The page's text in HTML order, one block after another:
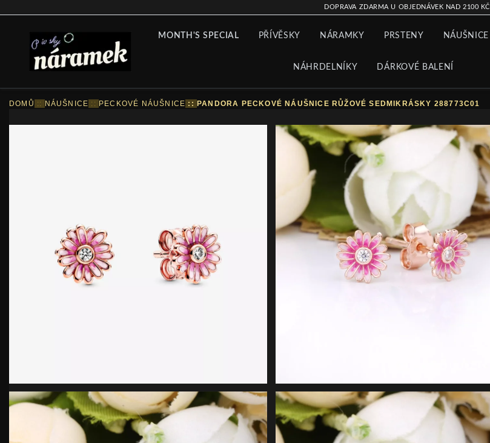
DOPRAVA ZDARMA U OBJEDNÁVEK NAD 2100 KČ
MONTH'S SPECIAL PŘÍVĚSKY NÁRAMKY PRSTENY NÁUŠNICE
NÁHRDELNÍKY DÁRKOVÉ BALENÍ
DOMŮ :: NÁUŠNICE :: PECKOVÉ NÁUŠNICE :: PANDORA PECKOVÉ NÁUŠNICE RŮŽOVÉ SEDMIKRÁSKY 288773C01